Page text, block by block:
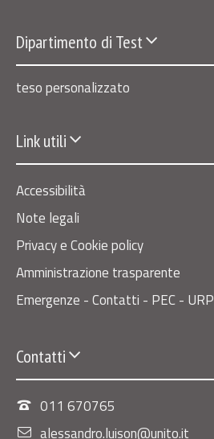
Dipartimento di Test
teso personalizzato
Link utili
Accessibilità
Note legali
Privacy e Cookie policy
Amministrazione trasparente
Emergenze - Contatti - PEC - URP
Contatti
011 670765
alessandro.luison@unito.it